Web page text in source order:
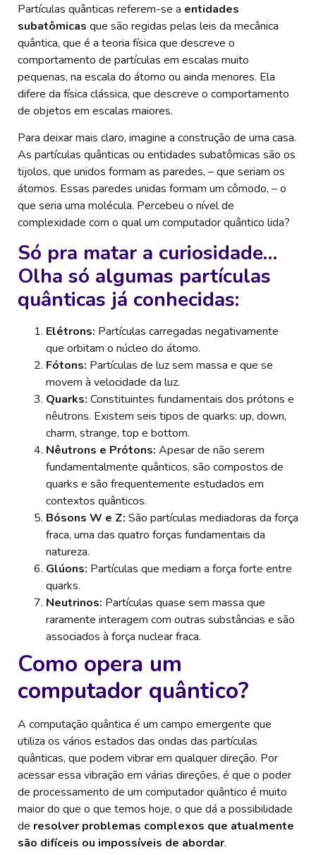
Partículas quânticas referem-se a entidades
subatômicas que são regidas pelas leis da mecânica
quântica, que é a teoria física que descreve o
comportamento de partículas em escalas muito
pequenas, na escala do átomo ou ainda menores. Ela
difere da física clássica, que descreve o comportamento
de objetos em escalas maiores.
Para deixar mais claro, imagine a construção de uma casa.
As partículas quânticas ou entidades subatômicas são os
tijolos, que unidos formam as paredes, – que seriam os
átomos. Essas paredes unidas formam um cômodo, – o
que seria uma molécula. Percebeu o nível de
complexidade com o qual um computador quântico lida?
Só pra matar a curiosidade…
Olha só algumas partículas
quânticas já conhecidas:
Elétrons: Partículas carregadas negativamente
que orbitam o núcleo do átomo.
Fótons: Partículas de luz sem massa e que se
movem à velocidade da luz.
Quarks: Constituintes fundamentais dos prótons e
nêutrons. Existem seis tipos de quarks: up, down,
charm, strange, top e bottom.
Nêutrons e Prótons: Apesar de não serem
fundamentalmente quânticos, são compostos de
quarks e são frequentemente estudados em
contextos quânticos.
Bósons W e Z: São partículas mediadoras da força
fraca, uma das quatro forças fundamentais da
natureza.
Glúons: Partículas que mediam a força forte entre
quarks.
Neutrinos: Partículas quase sem massa que
raramente interagem com outras substâncias e são
associados à força nuclear fraca.
Como opera um
computador quântico?
A computação quântica é um campo emergente que
utiliza os vários estados das ondas das partículas
quânticas, que podem vibrar em qualquer direção. Por
acessar essa vibração em várias direções, é que o poder
de processamento de um computador quântico é muito
maior do que o que temos hoje, o que dá a possibilidade
de resolver problemas complexos que atualmente
são difíceis ou impossíveis de abordar.